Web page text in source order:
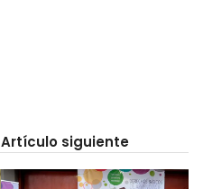
Artículo siguiente